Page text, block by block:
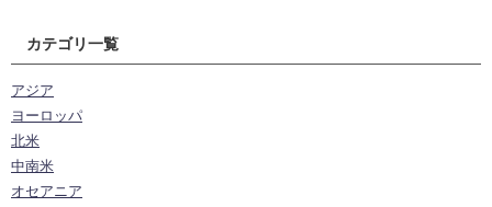
カテゴリ一覧
アジア
ヨーロッパ
北米
中南米
オセアニア